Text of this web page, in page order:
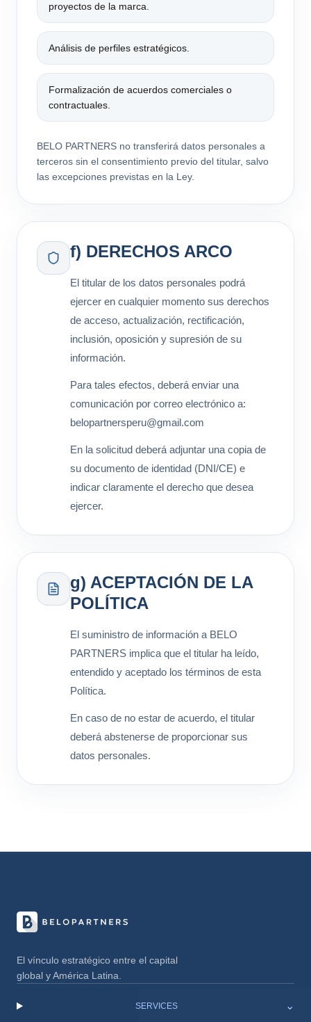
proyectos de la marca.
Análisis de perfiles estratégicos.
Formalización de acuerdos comerciales o
contractuales.
BELO PARTNERS no transferirá datos personales a
terceros sin el consentimiento previo del titular, salvo
las excepciones previstas en la Ley.
f) DERECHOS ARCO
El titular de los datos personales podrá
ejercer en cualquier momento sus derechos
de acceso, actualización, rectificación,
inclusión, oposición y supresión de su
información.
Para tales efectos, deberá enviar una
comunicación por correo electrónico a:
belopartnersperu@gmail.com
En la solicitud deberá adjuntar una copia de
su documento de identidad (DNI/CE) e
indicar claramente el derecho que desea
ejercer.
g) ACEPTACIÓN DE LA
POLÍTICA
El suministro de información a BELO
PARTNERS implica que el titular ha leído,
entendido y aceptado los términos de esta
Política.
En caso de no estar de acuerdo, el titular
deberá abstenerse de proporcionar sus
datos personales.
El vínculo estratégico entre el capital
global y América Latina.
SERVICES ⌄